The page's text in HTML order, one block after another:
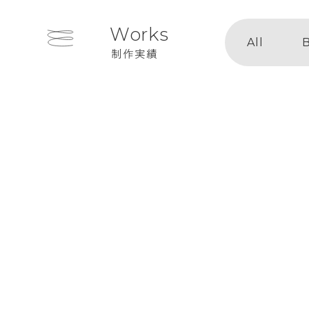
Works
制作実績
All